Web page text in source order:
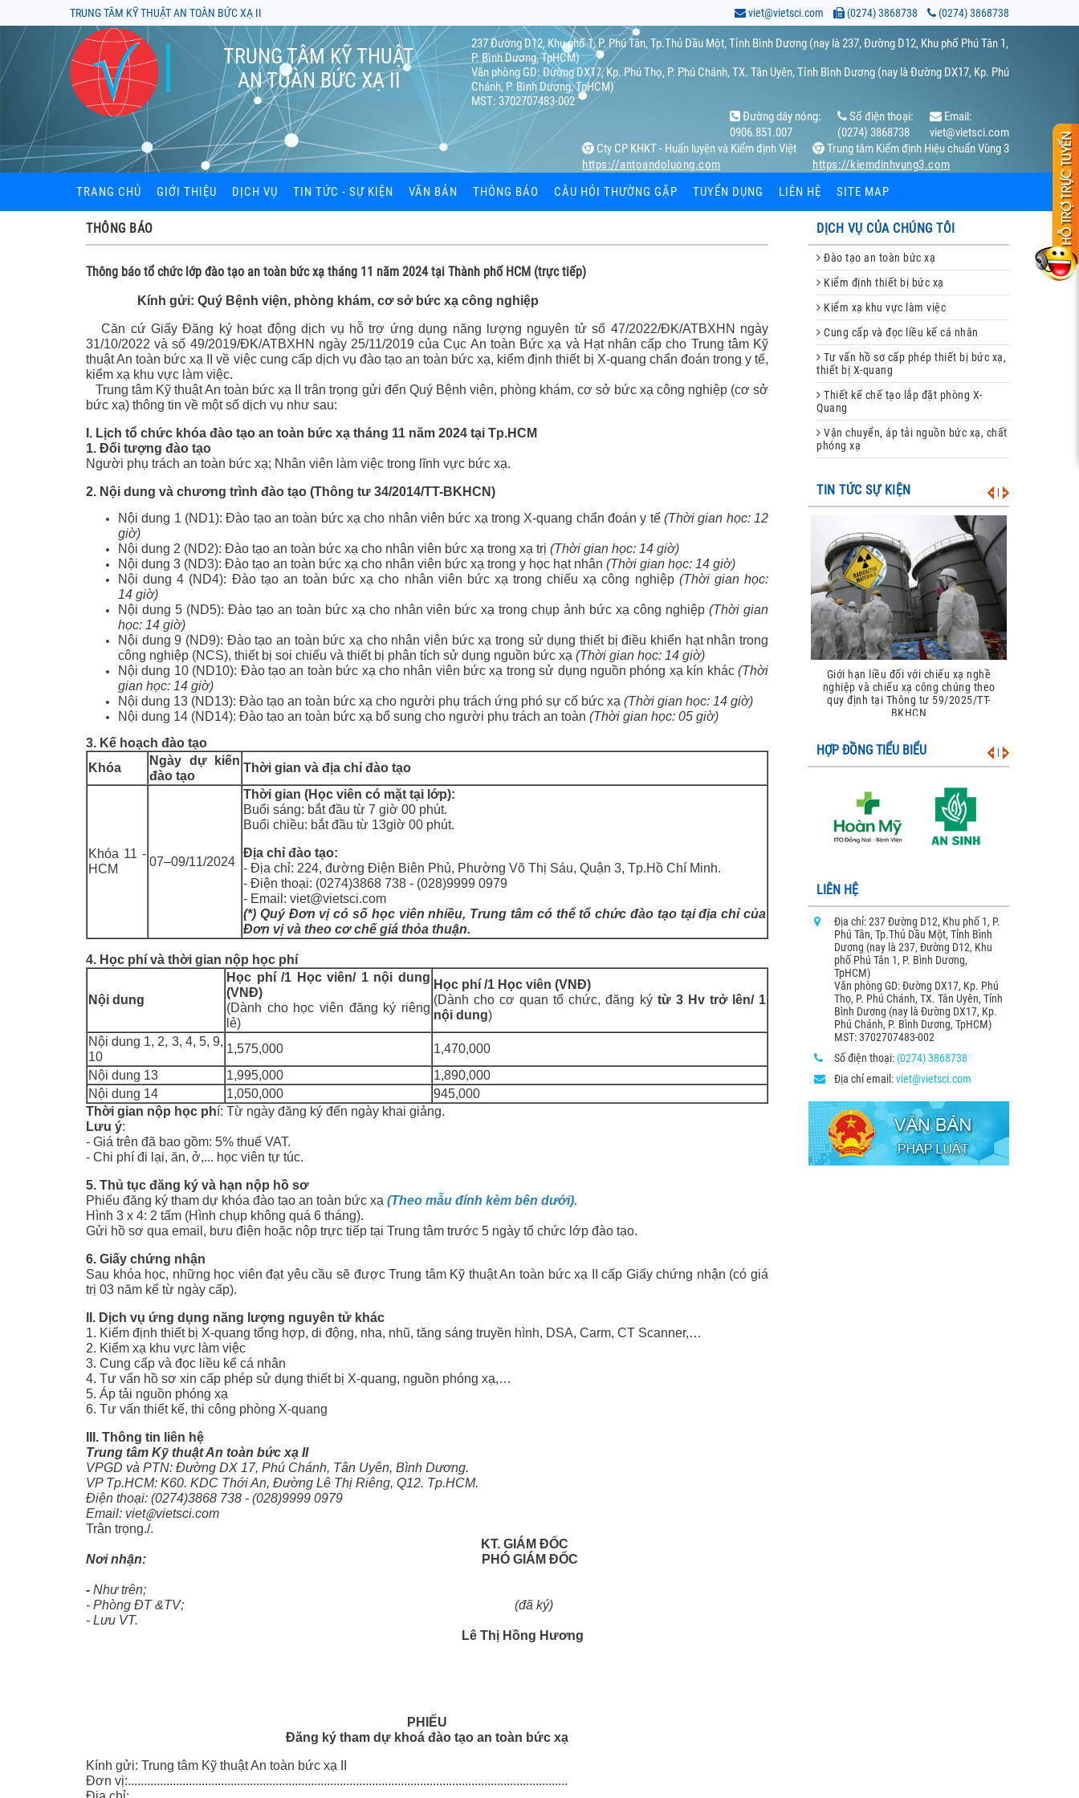
TRUNG TÂM KỸ THUẬT AN TOÀN BỨC XẠ II (0274) 3868738
(0274) 3868738
viet@vietsci.com
TRUNG TÂM KỸ THUẬT
AN TOÀN BỨC XẠ II
237 Đường D12, Khu phố 1, P. Phú Tân, Tp.Thủ Dầu Một, Tỉnh Bình Dương (nay là 237, Đường D12, Khu phố Phú Tân 1,
P. Bình Dương, TpHCM)
Văn phòng GD: Đường DX17, Kp. Phú Thọ, P. Phú Chánh, TX. Tân Uyên, Tỉnh Bình Dương (nay là Đường DX17, Kp. Phú
Chánh, P. Bình Dương, TpHCM)
MST: 3702707483-002
Email:
viet@vietsci.com
Số điện thoại:
(0274) 3868738
Đường dây nóng:
0906.851.007
Trung tâm Kiểm định Hiệu chuẩn Vùng 3
https://kiemdinhvung3.com
Cty CP KHKT - Huấn luyện và Kiểm định Việt
https://antoandoluong.com
TRANG CHỦ
GIỚI THIỆU DỊCH VỤ
Tư vấn hồ sơ cấp phép thiết bị bức
xạ, thiết bị X-quang
Thiết kế chế tạo lắp đặt phòng X-
Quang
Vận chuyển, áp tải nguồn bức xạ,
chất phóng xạ
TIN TỨC - SỰ KIỆN VĂN BẢN THÔNG BÁO CÂU HỎI THƯỜNG GẶP TUYỂN DỤNG LIÊN HỆ SITE MAP
THÔNG BÁO
Thông báo tổ chức lớp đào tạo an toàn bức xạ tháng 11 năm 2024 tại Thành phố HCM (trực tiếp)
Kính gửi: Quý Bệnh viện, phòng khám, cơ sở bức xạ công nghiệp
Căn cứ Giấy Đăng ký hoạt động dịch vụ hỗ trợ ứng dụng năng lượng nguyên tử số 47/2022/ĐK/ATBXHN ngày
31/10/2022 và số 49/2019/ĐK/ATBXHN ngày 25/11/2019 của Cục An toàn Bức xạ và Hạt nhân cấp cho Trung tâm Kỹ
thuật An toàn bức xạ II về việc cung cấp dịch vụ đào tạo an toàn bức xạ, kiểm định thiết bị X-quang chẩn đoán trong y tế,
kiểm xạ khu vực làm việc.
Trung tâm Kỹ thuật An toàn bức xạ II trân trọng gửi đến Quý Bệnh viện, phòng khám, cơ sở bức xạ công nghiệp (cơ sở
bức xạ) thông tin về một số dịch vụ như sau:
I. Lịch tổ chức khóa đào tạo an toàn bức xạ tháng 11 năm 2024 tại Tp.HCM
1. Đối tượng đào tạo
Người phụ trách an toàn bức xạ; Nhân viên làm việc trong lĩnh vực bức xạ.
2. Nội dung và chương trình đào tạo (Thông tư 34/2014/TT-BKHCN)
Nội dung 1 (ND1): Đào tạo an toàn bức xạ cho nhân viên bức xạ trong X-quang chẩn đoán y tế (Thời gian học: 12
giờ)
Nội dung 2 (ND2): Đào tạo an toàn bức xạ cho nhân viên bức xạ trong xạ trị (Thời gian học: 14 giờ)
Nội dung 3 (ND3): Đào tạo an toàn bức xạ cho nhân viên bức xạ trong y học hạt nhân (Thời gian học: 14 giờ)
Nội dung 4 (ND4): Đào tạo an toàn bức xạ cho nhân viên bức xạ trong chiếu xạ công nghiệp (Thời gian học:
14 giờ)
Nội dung 5 (ND5): Đào tạo an toàn bức xạ cho nhân viên bức xạ trong chụp ảnh bức xạ công nghiệp(Thời gian
học: 14 giờ)
Nội dung 9 (ND9): Đào tạo an toàn bức xạ cho nhân viên bức xạ trong sử dụng thiết bị điều khiển hạt nhân trong
công nghiệp (NCS), thiết bị soi chiếu và thiết bị phân tích sử dụng nguồn bức xạ (Thời gian học: 14 giờ)
Nội dung 10 (ND10): Đào tạo an toàn bức xạ cho nhân viên bức xạ trong sử dụng nguồn phóng xạ kín khác (Thời
gian học: 14 giờ)
Nội dung 13 (ND13): Đào tạo an toàn bức xạ cho người phụ trách ứng phó sự cố bức xạ (Thời gian học: 14 giờ)
Nội dung 14 (ND14): Đào tạo an toàn bức xạ bổ sung cho người phụ trách an toàn (Thời gian học: 05 giờ)
3. Kế hoạch đào tạo
Khóa
Ngày dự kiến
đào tạo
Thời gian và địa chỉ đào tạo
Khóa 11 -
HCM
07–09/11/2024
Thời gian (Học viên có mặt tại lớp):
Buổi sáng: bắt đầu từ 7 giờ 00 phút.
Buổi chiều: bắt đầu từ 13giờ 00 phút.
Địa chỉ đào tạo:
- Địa chỉ: 224, đường Điện Biên Phủ, Phường Võ Thị Sáu, Quận 3, Tp.Hồ Chí Minh.
- Điện thoại: (0274)3868 738 - (028)9999 0979
- Email: viet@vietsci.com
(*) Quý Đơn vị có số học viên nhiều, Trung tâm có thể tổ chức đào tạo tại địa chỉ của
Đơn vị và theo cơ chế giá thỏa thuận.
4. Học phí và thời gian nộp học phí
Nội dung
Học phí /1 Học viên/ 1 nội dung
(VNĐ)
(Dành cho học viên đăng ký riêng
lẻ)
Học phí /1 Học viên (VNĐ)
(Dành cho cơ quan tổ chức, đăng ký từ 3 Hv trở lên/ 1
nội dung)
Nội dung 1, 2, 3, 4, 5, 9,
10
1,575,000
1,470,000
Nội dung 13
1,995,000
1,890,000
Nội dung 14
1,050,000
945,000
Thời gian nộp học phí: Từ ngày đăng ký đến ngày khai giảng.
Lưu ý:
- Giá trên đã bao gồm: 5% thuế VAT.
- Chi phí đi lại, ăn, ở,... học viên tự túc.
5. Thủ tục đăng ký và hạn nộp hồ sơ
Phiếu đăng ký tham dự khóa đào tạo an toàn bức xạ (Theo mẫu đính kèm bên dưới).
Hình 3 x 4: 2 tấm (Hình chụp không quá 6 tháng).
Gửi hồ sơ qua email, bưu điện hoặc nộp trực tiếp tại Trung tâm trước 5 ngày tổ chức lớp đào tạo.
6. Giấy chứng nhận
Sau khóa học, những học viên đạt yêu cầu sẽ được Trung tâm Kỹ thuật An toàn bức xạ II cấp Giấy chứng nhận (có giá
trị 03 năm kể từ ngày cấp).
II. Dịch vụ ứng dụng năng lượng nguyên tử khác
1. Kiểm định thiết bị X-quang tổng hợp, di động, nha, nhũ, tăng sáng truyền hình, DSA, Carm, CT Scanner,…
2. Kiểm xạ khu vực làm việc
3. Cung cấp và đọc liều kế cá nhân
4. Tư vấn hồ sơ xin cấp phép sử dụng thiết bị X-quang, nguồn phóng xạ,…
5. Áp tải nguồn phóng xạ
6. Tư vấn thiết kế, thi công phòng X-quang
III. Thông tin liên hệ
Trung tâm Kỹ thuật An toàn bức xạ II
VPGD và PTN: Đường DX 17, Phú Chánh, Tân Uyên, Bình Dương.
VP Tp.HCM: K60. KDC Thới An, Đường Lê Thị Riêng, Q12. Tp.HCM.
Điện thoại: (0274)3868 738 - (028)9999 0979
Email: viet@vietsci.com
Trân trọng./.
KT. GIÁM ĐỐC
Nơi nhận:
PHÓ GIÁM ĐỐC
- Như trên;
- Phòng ĐT &TV; (đã ký)
- Lưu VT.
Lê Thị Hồng Hương
PHIẾU
Đăng ký tham dự khoá đào tạo an toàn bức xạ
Kính gửi: Trung tâm Kỹ thuật An toàn bức xạ II
Đơn vị:.........................................................................................................................................
DỊCH VỤ CỦA CHÚNG TÔI
Đào tạo an toàn bức xạ
Kiểm định thiết bị bức xạ
Kiểm xạ khu vực làm việc
Cung cấp và đọc liều kế cá nhân
Tư vấn hồ sơ cấp phép thiết bị bức xạ,
thiết bị X-quang
Thiết kế chế tạo lắp đặt phòng X-
Quang
Vận chuyển, áp tải nguồn bức xạ, chất
phóng xạ
TIN TỨC SỰ KIỆN
Giới hạn liều đối với chiếu xạ nghề
nghiệp và chiếu xạ công chúng theo
quy định tại Thông tư 59/2025/TT-
BKHCN
HỢP ĐỒNG TIỂU BIỂU
LIÊN HỆ
Địa chỉ: 237 Đường D12, Khu phố 1, P.
Phú Tân, Tp.Thủ Dầu Một, Tỉnh Bình
Dương (nay là 237, Đường D12, Khu
phố Phú Tân 1, P. Bình Dương,
TpHCM)
Văn phòng GD: Đường DX17, Kp. Phú
Thọ, P. Phú Chánh, TX. Tân Uyên, Tỉnh
Bình Dương (nay là Đường DX17, Kp.
Phú Chánh, P. Bình Dương, TpHCM)
MST: 3702707483-002
Số điện thoại: (0274) 3868738
Địa chỉ email:viet@vietsci.com